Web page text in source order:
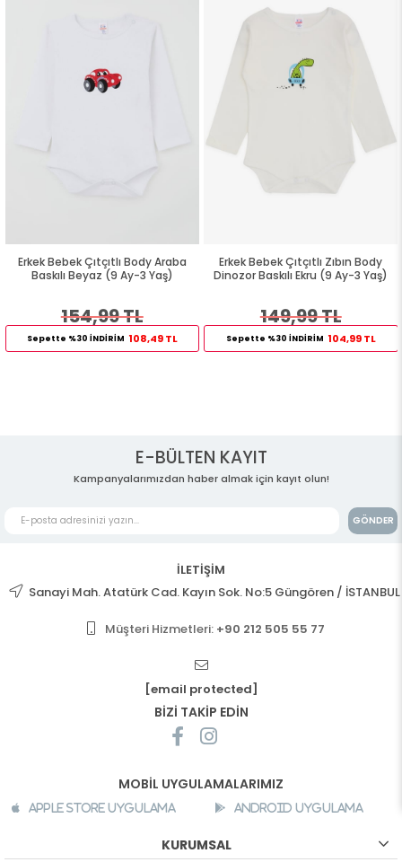
Erkek Bebek Çıtçıtlı Body Araba
Baskılı Beyaz (9 Ay-3 Yaş)
154,99 TL
Sepette %30 İNDİRİM 108,49 TL
Erkek Bebek Çıtçıtlı Zıbın Body
Dinozor Baskılı Ekru (9 Ay-3 Yaş)
149,99 TL
Sepette %30 İNDİRİM 104,99 TL
E-BÜLTEN KAYIT
Kampanyalarımızdan haber almak için kayıt olun!
GÖNDER
İLETİŞİM
Sanayi Mah. Atatürk Cad. Kayın Sok. No:5 Güngören / İSTANBUL
Müşteri Hizmetleri: +90 212 505 55 77
[email protected]
BİZİ TAKİP EDİN
MOBİL UYGULAMALARIMIZ
Apple Store Uygulama Android Uygulama
KURUMSAL